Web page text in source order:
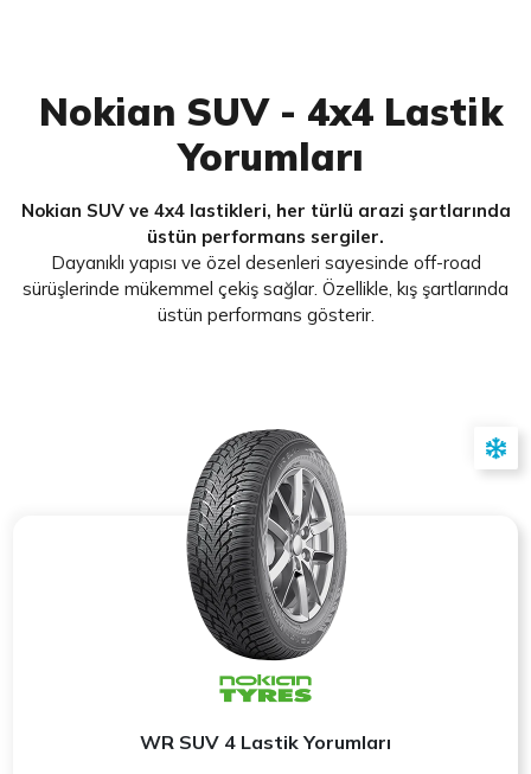
Nokian SUV - 4x4 Lastik
Yorumları
Nokian SUV ve 4x4 lastikleri, her türlü arazi şartlarında
üstün performans sergiler.
Dayanıklı yapısı ve özel desenleri sayesinde off-road
sürüşlerinde mükemmel çekiş sağlar. Özellikle, kış şartlarında
üstün performans gösterir.
WR SUV 4 Lastik Yorumları